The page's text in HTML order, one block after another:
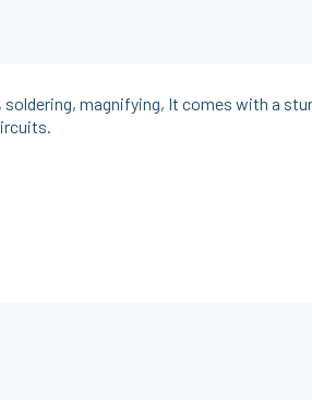
magnifying, It comes with a